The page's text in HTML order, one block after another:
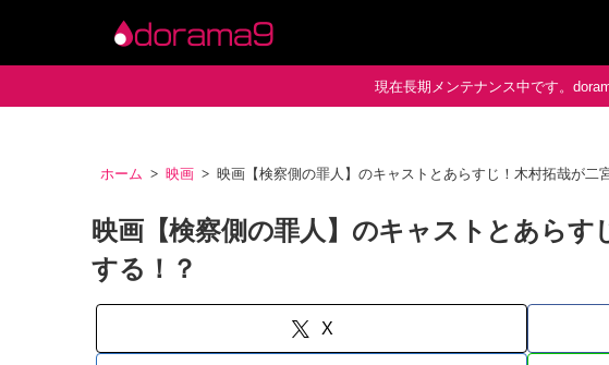
現在長期メンテナンス中です。
ホーム 映画 映画【検察側の罪人】のキャストとあらすじ！木村拓哉が二
映画【検察側の罪人】のキャストとあらす
する！？
X